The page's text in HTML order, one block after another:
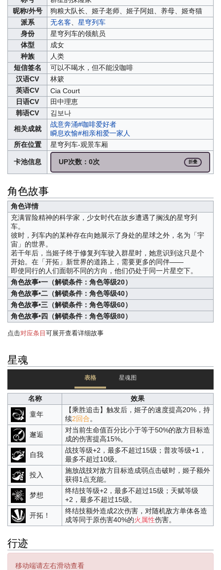
昵称/外号
狗粮大队长 姬子老师、 姬子阿姐 养母、 姬奇猫
派系
无名客
星穹列车
身份
星穹列车的领航员
体型
成女
种族
人类
短信签名
可以不喝水，但不能没咖啡
汉语CV
林簌
英语CV
Cia Court
日语CV
田中理恵
韩语CV
김보나
相关成就
战意奔涌#咖啡爱好者
瞬息欢愉#相亲相爱一家人
所在位置
星穹列车-观景车厢
卡池信息 UP次数：0次 折叠
角色故事
角色详情
充满冒险精神的科学家，少女时代在故乡遭遇了搁浅的星穹列
车。
彼时，列车内的某种存在向她展示了身处的星球之外，名为「宇
宙」的世界。
若干年后，当姬子终于修复列车驶入群星时，她意识到这只是个
开始。在「开拓」新世界的道路上，需要更多的同伴——
即使同行的人们面朝不同的方向，他们仍处于同一片星空下。
角色故事•一（解锁条件：角色等级20）
角色故事•二（解锁条件：角色等级40）
角色故事•三（解锁条件：角色等级60）
角色故事•四（解锁条件：角色等级80）
点击对应条目 可展开查看详细故事
星魂
表格 星魂图
名称
效果
童年
【乘胜追击】触发后，姬子的速度提高20%，持
续2回合。
邂逅
对当前生命值百分比小于等于50%的敌方目标造
成的伤害提高15%。
自我
战技等级+2，最多不超过15级；普攻等级+1，
最多不超过10级。
投入
施放战技对敌方目标造成弱点击破时，姬子额外
获得1点充能。
梦想
终结技等级+2，最多不超过15级；天赋等级
+2，最多不超过15级。
开拓！
终结技额外造成2次伤害，对随机敌方单体各造
成等同于原伤害40%的火属性伤害。
行迹
移动端请左右滑动查看